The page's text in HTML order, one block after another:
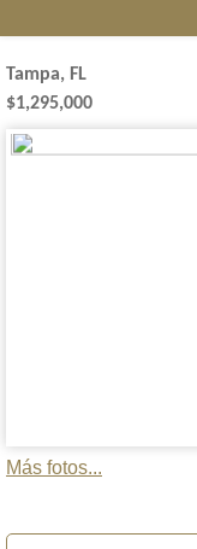
Tampa, FL
$1,295,000
Más fotos...